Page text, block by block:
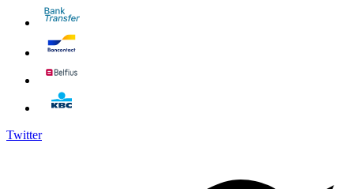
Twitter